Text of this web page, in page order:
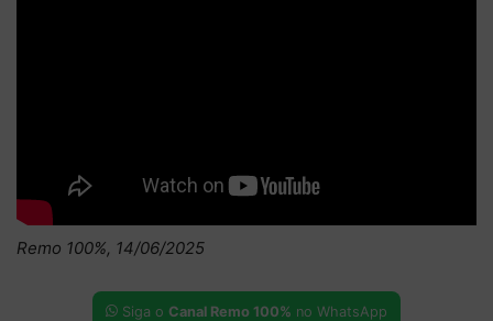
Remo 100%, 14/06/2025
Siga o Canal Remo 100% no WhatsApp